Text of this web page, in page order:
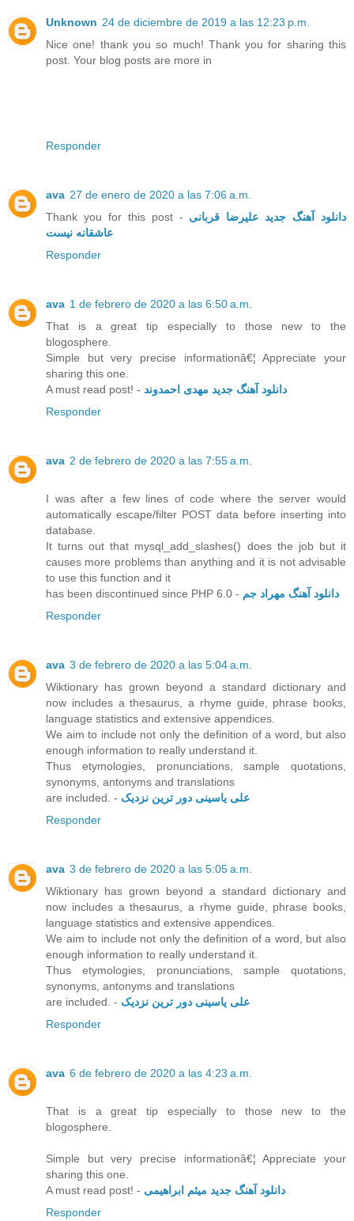
Unknown 24 de diciembre de 2019 a las 12:23 p.m.
Nice one! thank you so much! Thank you for sharing this
post. Your blog posts are more in
Responder
ava 27 de enero de 2020 a las 7:06 a.m.
Thank you for this post - دانلود آهنگ جدید علیرضا قربانی
عاشقانه نیست
Responder
ava 1 de febrero de 2020 a las 6:50 a.m.
That is a great tip especially to those new to the
blogosphere.
Simple but very precise informationâ€¦ Appreciate your
sharing this one.
A must read post! - دانلود آهنگ جدید مهدی احمدوند
Responder
ava 2 de febrero de 2020 a las 7:55 a.m.
I was after a few lines of code where the server would
automatically escape/filter POST data before inserting into
database.
It turns out that mysql_add_slashes() does the job but it
causes more problems than anything and it is not advisable
to use this function and it
has been discontinued since PHP 6.0 - دانلود آهنگ مهراد جم
Responder
ava 3 de febrero de 2020 a las 5:04 a.m.
Wiktionary has grown beyond a standard dictionary and
now includes a thesaurus, a rhyme guide, phrase books,
language statistics and extensive appendices.
We aim to include not only the definition of a word, but also
enough information to really understand it.
Thus etymologies, pronunciations, sample quotations,
synonyms, antonyms and translations
are included. - علی یاسینی دور ترین نزدیک
Responder
ava 3 de febrero de 2020 a las 5:05 a.m.
Wiktionary has grown beyond a standard dictionary and
now includes a thesaurus, a rhyme guide, phrase books,
language statistics and extensive appendices.
We aim to include not only the definition of a word, but also
enough information to really understand it.
Thus etymologies, pronunciations, sample quotations,
synonyms, antonyms and translations
are included. - علی یاسینی دور ترین نزدیک
Responder
ava 6 de febrero de 2020 a las 4:23 a.m.
That is a great tip especially to those new to the
blogosphere.
Simple but very precise informationâ€¦ Appreciate your
sharing this one.
A must read post! - دانلود آهنگ جدید میثم ابراهیمی
Responder